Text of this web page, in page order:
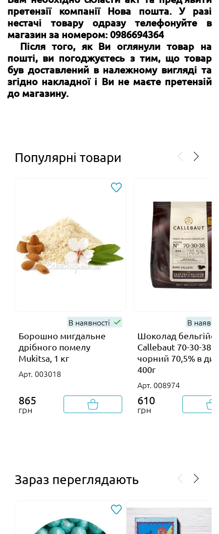
претензії компанії Нова пошта. У разі
нестачі товару одразу телефонуйте в
магазин за номером: 0986694364
Після того, як Ви оглянули товар на
пошті, ви погоджуєтесь з тим, що товар
був доставлений в належному вигляді та
згідно накладної і Ви не маєте претензій
до магазину.
Популярні товари
В наявності
Борошно мигдальне
дрібного помелу
Mukitsa, 1 кг
Арт. 003018
865
грн
В
Шоколад
Callebaut 70-30-38
чорний 70,5% в
400г
Арт. 008974
610
грн
Зараз переглядають